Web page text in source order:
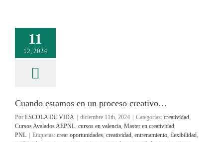
11
12, 2024
Cuando estamos en un proceso creativo…
Por ESCOLA DE VIDA diciembre 11th, 2024 Categorías: creatividad,
Cursos Avalados AEPNL, cursos en valencia, Master en creatividad,
PNL
Etiquetas: crear oportunidades, creatividad, entrenamiento, flexibilidad,